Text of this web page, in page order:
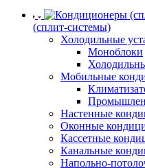
(сплит-системы)
Холодильные
Моноблоки
Мобильные
Настенные
Оконные
Кассетные
Канальные
Напольно-